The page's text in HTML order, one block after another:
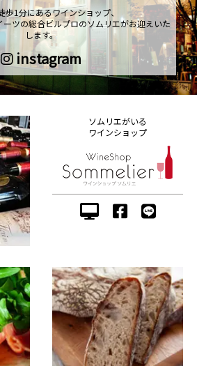
歩1分にあるワインショップ、
ーツの総合ビルプロのソムリエがお迎えいた
します。
instagram
ソムリエがいる
ワインショップ